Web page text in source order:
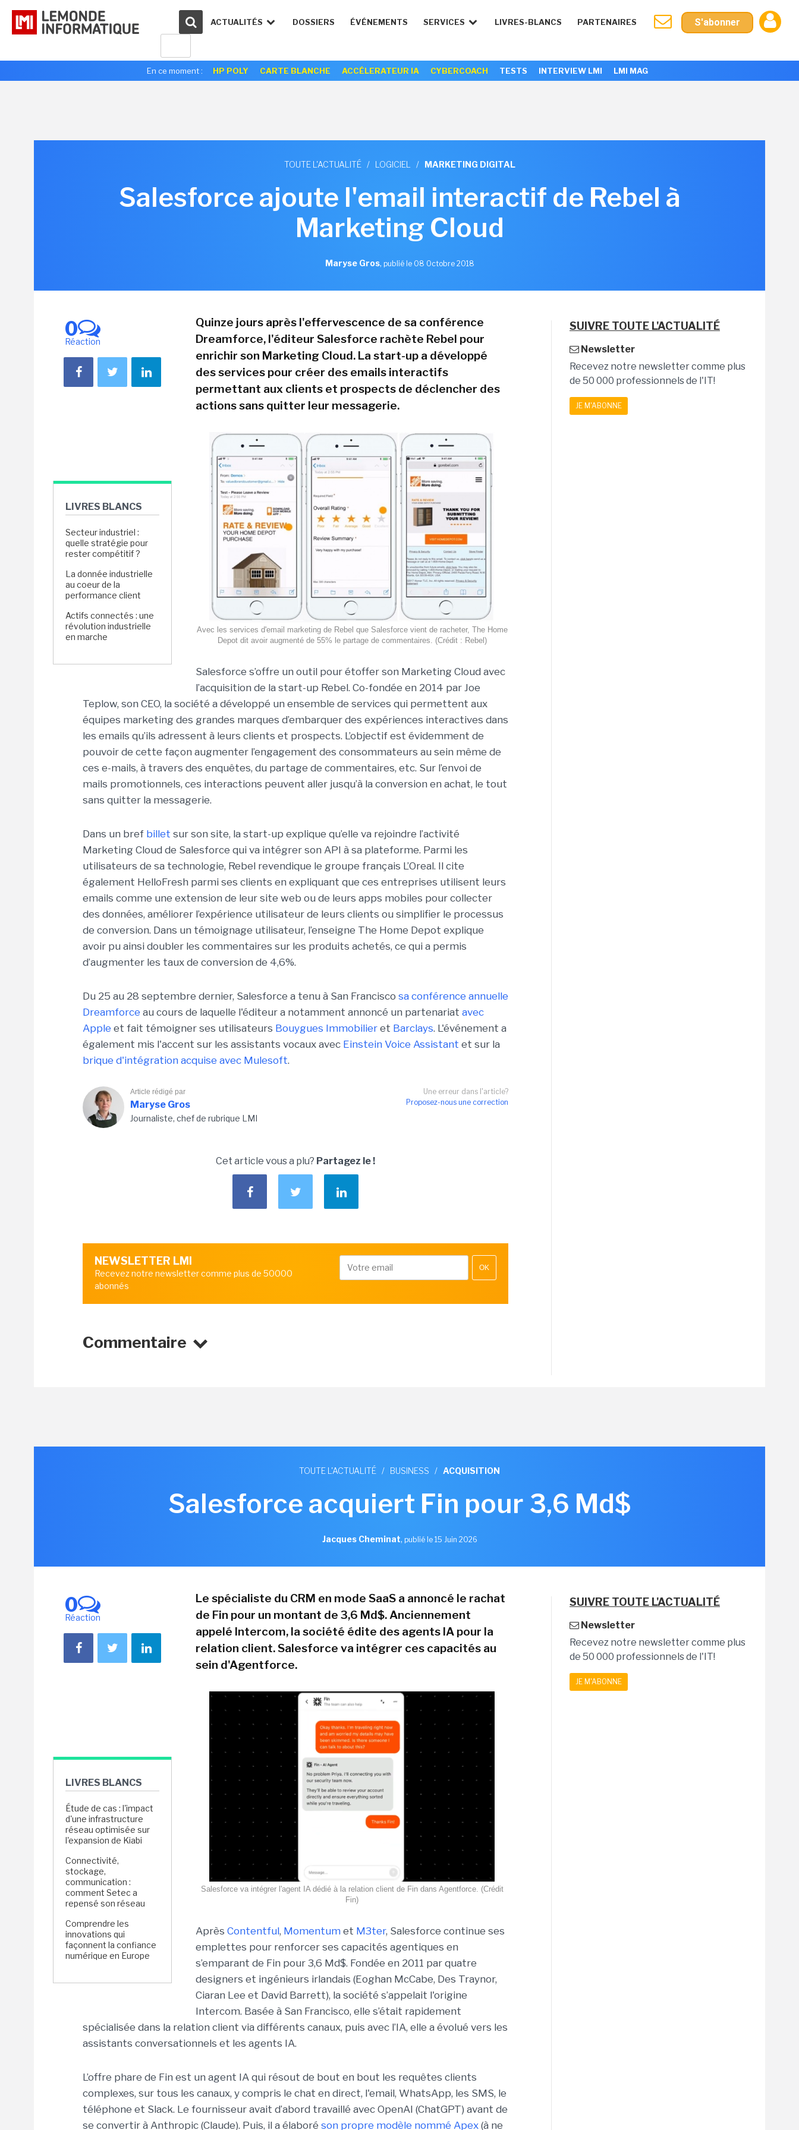
ACTUALITÉS DOSSIERS ÉVÉNEMENTS SERVICES LIVRES-BLANCS PARTENAIRES S'abonner
En ce moment : HP POLY CARTE BLANCHE ACCÉLERATEUR IA CYBERCOACH TESTS INTERVIEW LMI LMI MAG
TOUTE L'ACTUALITÉ / LOGICIEL / MARKETING DIGITAL
Salesforce ajoute l'email interactif de Rebel à
Marketing Cloud
Maryse Gros, publié le 08 Octobre 2018
0
Réaction
LIVRES BLANCS
Secteur industriel :
quelle stratégie pour
rester compétitif ?
La donnée industrielle
au coeur de la
performance client
Actifs connectés : une
révolution industrielle
en marche
Quinze jours après l'effervescence de sa conférence
Dreamforce, l'éditeur Salesforce rachète Rebel pour
enrichir son Marketing Cloud. La start-up a développé
des services pour créer des emails interactifs
permettant aux clients et prospects de déclencher des
actions sans quitter leur messagerie.
Avec les services d'email marketing de Rebel que Salesforce vient de racheter, The Home
Depot dit avoir augmenté de 55% le partage de commentaires. (Crédit : Rebel)
Salesforce s’offre un outil pour étoffer son Marketing Cloud avec
l’acquisition de la start-up Rebel. Co-fondée en 2014 par Joe
Teplow, son CEO, la société a développé un ensemble de services qui permettent aux
équipes marketing des grandes marques d’embarquer des expériences interactives dans
les emails qu’ils adressent à leurs clients et prospects. L’objectif est évidemment de
pouvoir de cette façon augmenter l’engagement des consommateurs au sein même de
ces e-mails, à travers des enquêtes, du partage de commentaires, etc. Sur l’envoi de
mails promotionnels, ces interactions peuvent aller jusqu’à la conversion en achat, le tout
sans quitter la messagerie.
Dans un bref billet sur son site, la start-up explique qu’elle va rejoindre l’activité
Marketing Cloud de Salesforce qui va intégrer son API à sa plateforme. Parmi les
utilisateurs de sa technologie, Rebel revendique le groupe français L’Oreal. Il cite
également HelloFresh parmi ses clients en expliquant que ces entreprises utilisent leurs
emails comme une extension de leur site web ou de leurs apps mobiles pour collecter
des données, améliorer l’expérience utilisateur de leurs clients ou simplifier le processus
de conversion. Dans un témoignage utilisateur, l’enseigne The Home Depot explique
avoir pu ainsi doubler les commentaires sur les produits achetés, ce qui a permis
d’augmenter les taux de conversion de 4,6%.
Du 25 au 28 septembre dernier, Salesforce a tenu à San Francisco sa conférence annuelle
Dreamforce au cours de laquelle l'éditeur a notamment annoncé un partenariat avec
Apple et fait témoigner ses utilisateurs Bouygues Immobilier et Barclays. L'événement a
également mis l'accent sur les assistants vocaux avec Einstein Voice Assistant et sur la
brique d'intégration acquise avec Mulesoft.
Une erreur dans l'article?
Proposez-nous une correction
Article rédigé par
Maryse Gros
Journaliste, chef de rubrique LMI
Cet article vous a plu? Partagez le !
NEWSLETTER LMI
Recevez notre newsletter comme plus de 50000
abonnés
OK
Commentaire
SUIVRE TOUTE L'ACTUALITÉ
Newsletter
Recevez notre newsletter comme plus
de 50 000 professionnels de l'IT!
JE M'ABONNE
TOUTE L'ACTUALITÉ / BUSINESS / ACQUISITION
Salesforce acquiert Fin pour 3,6 Md$
Jacques Cheminat, publié le 15 Juin 2026
0
Réaction
LIVRES BLANCS
Étude de cas : l'impact
d'une infrastructure
réseau optimisée sur
l'expansion de Kiabi
Connectivité,
stockage,
communication :
comment Setec a
repensé son réseau
Comprendre les
innovations qui
façonnent la confiance
numérique en Europe
Le spécialiste du CRM en mode SaaS a annoncé le rachat
de Fin pour un montant de 3,6 Md$. Anciennement
appelé Intercom, la société édite des agents IA pour la
relation client. Salesforce va intégrer ces capacités au
sein d'Agentforce.
Salesforce va intégrer l'agent IA dédié à la relation client de Fin dans Agentforce. (Crédit
Fin)
Après Contentful, Momentum et M3ter, Salesforce continue ses
emplettes pour renforcer ses capacités agentiques en
s’emparant de Fin pour 3,6 Md$. Fondée en 2011 par quatre
designers et ingénieurs irlandais (Eoghan McCabe, Des Traynor,
Ciaran Lee et David Barrett), la société s’appelait l'origine
Intercom. Basée à San Francisco, elle s’était rapidement
spécialisée dans la relation client via différents canaux, puis avec l’IA, elle a évolué vers les
assistants conversationnels et les agents IA.
L’offre phare de Fin est un agent IA qui résout de bout en bout les requêtes clients
complexes, sur tous les canaux, y compris le chat en direct, l'email, WhatsApp, les SMS, le
téléphone et Slack. Le fournisseur avait d’abord travaillé avec OpenAI (ChatGPT) avant de
se convertir à Anthropic (Claude). Puis, il a élaboré son propre modèle nommé Apex (à ne
SUIVRE TOUTE L'ACTUALITÉ
Newsletter
Recevez notre newsletter comme plus
de 50 000 professionnels de l'IT!
JE M'ABONNE